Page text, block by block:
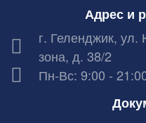
Адрес и
г. Геленджик,
зона, д. 38/2
Пн-Вс: 9:00 -